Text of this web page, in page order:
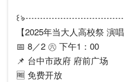
꒰ঌ┈┈┈┈┈┈┈┈┈┈┈┈
【2025年当大人高校祭 演
📅 8／2 ㊅ 下午1：00
📌 台中市政府 府前广场
🆓 免费开放